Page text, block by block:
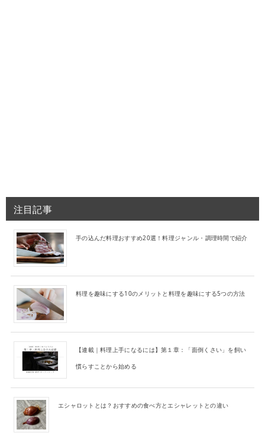
注目記事
手の込んだ料理おすすめ20選！料理ジャンル・調理時間で紹介
料理を趣味にする10のメリットと料理を趣味にする5つの方法
【連載｜料理上手になるには】第１章：「面倒くさい」を飼い
慣らすことから始める
エシャロットとは？おすすめの食べ方とエシャレットとの違い